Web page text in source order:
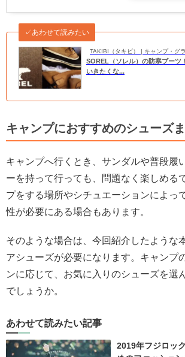
TAKIBI（タキビ） | キャンプ・グ
✓あわせて読みたい
SOREL（ソレル）の防寒ブーツ
いきたくな...
キャンプにおすすめのシューズ
キャンプへ行くとき、サンダルや普段履
ーを持って行っても、問題なく楽しめる
プをする場所やシチュエーションによっ
性が必要にある場合もあります。
そのような場合は、今回紹介したような
アシューズが必要になります。キャンプ
ンに応じて、お気に入りのシューズを選
でしょうか。
あわせて読みたい記事
2019年フジロッ